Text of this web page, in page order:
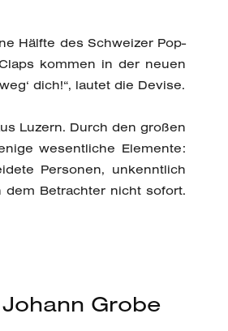
Hälfte des Schweizer Pop-
kommen in der neuen
dich!“, lautet die Devise.
Luzern. Durch den großen
wesentliche Elemente:
Personen, unkenntlich
Betrachter nicht sofort.
Grobe